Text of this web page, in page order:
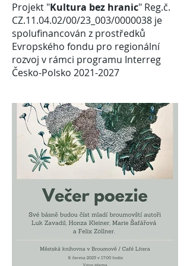
Projekt "Kultura bez hranic" Reg.č.
CZ.11.04.02/00/23_003/0000038 je
spolufinancován z prostředků
Evropského fondu pro regionální
rozvoj v rámci programu Interreg
Česko-Polsko 2021-2027